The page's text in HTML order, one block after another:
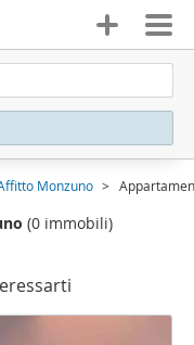
Monzuno
(0 immobili)